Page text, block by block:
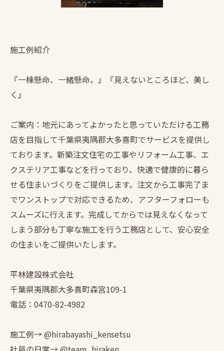
施工例紹介
『一棟懸命、一緒懸命。』『見えないところほど、美し
く』
ご案内：地元にあってよかったと思っていただける工務
店を目指して千葉県夷隅郡大多喜町でサービスを提供し
ております。新築注文住宅の工事やリフォーム工事、エ
クステリア工事などを行っており、快適で健康的に暮ら
せる住まいづくりをご提供します。注文から工事完了ま
でワンストップで対応できるため、アフターフォローも
スムーズに行えます。完成してからでは見えなくなって
しまう部分も丁寧な施工を行う工務店として、安心安全
の住まいをご提供いたします。
平林建設株式会社
千葉県夷隅郡大多喜町森宮109-1
電話：0470-82-4982
施工例→ @hirabayashi_kensetsu